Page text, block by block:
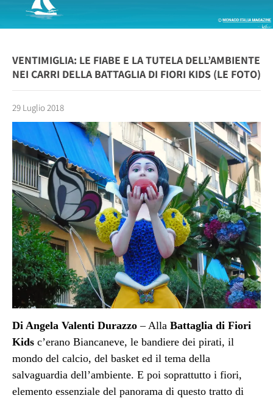
VENTIMIGLIA: LE FIABE E LA TUTELA DELL’AMBIENTE
NEI CARRI DELLA BATTAGLIA DI FIORI KIDS (LE FOTO)
29 Luglio 2018
Di Angela Valenti Durazzo – Alla Battaglia di Fiori
Kids c’erano Biancaneve, le bandiere dei pirati, il
mondo del calcio, del basket ed il tema della
salvaguardia dell’ambiente. E poi soprattutto i fiori,
elemento essenziale del panorama di questo tratto di